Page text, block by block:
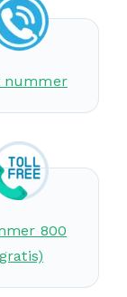
nummer
800